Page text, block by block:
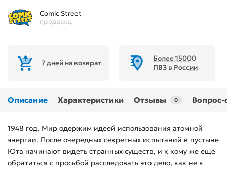
Comic Street
продавец
7 дней на возврат
Более 15000
ПВЗ в России
Описание Характеристики Отзывы 0 Вопрос-
1948 год. Мир одержим идеей использования атомной
энергии. После очередных секретных испытаний в пустыне
Юта начинают видеть странных существ, и к кому же еще
обратиться с просьбой расследовать это дело, как не к